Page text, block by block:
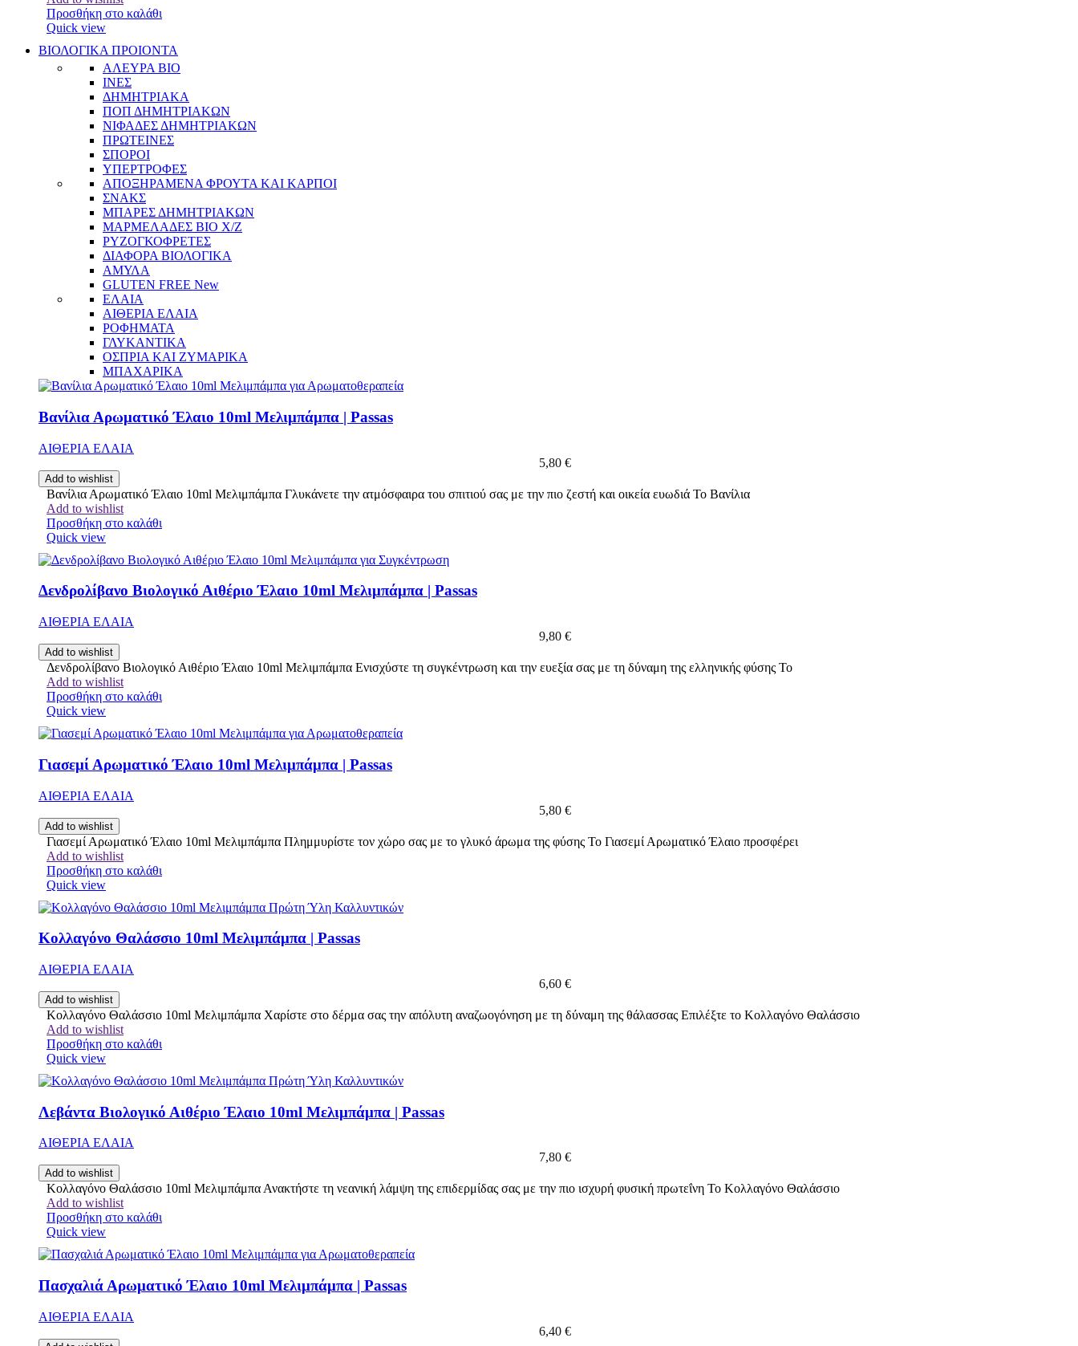
Προσθήκη στο καλάθι
Quick view
ΒΙΟΛΟΓΙΚΑ ΠΡΟΙΟΝΤΑ
ΑΛΕΥΡΑ BIO
ΙΝΕΣ
ΔΗΜΗΤΡΙΑΚΑ
ΠΟΠ ΔΗΜΗΤΡΙΑΚΩΝ
ΝΙΦΑΔΕΣ ΔΗΜΗΤΡΙΑΚΩΝ
ΠΡΩΤΕΙΝΕΣ
ΣΠΟΡΟΙ
ΥΠΕΡΤΡΟΦΕΣ
ΑΠΟΞΗΡΑΜΕΝΑ ΦΡΟΥΤΑ ΚΑΙ ΚΑΡΠΟΙ
ΣΝΑΚΣ
ΜΠΑΡΕΣ ΔΗΜΗΤΡΙΑΚΩΝ
ΜΑΡΜΕΛΑΔΕΣ BIO Χ/Ζ
ΡΥΖΟΓΚΟΦΡΕΤΕΣ
ΔΙΑΦΟΡΑ ΒΙΟΛΟΓΙΚΑ
ΑΜΥΛΑ
GLUTEN FREE New
ΕΛΑΙΑ
ΑΙΘΕΡΙΑ ΕΛΑΙΑ
ΡΟΦΗΜΑΤΑ
ΓΛΥΚΑΝΤΙΚΑ
ΟΣΠΡΙΑ ΚΑΙ ΖΥΜΑΡΙΚΑ
ΜΠΑΧΑΡΙΚΑ
Βανίλια Αρωματικό Έλαιο 10ml Μελιμπάμπα | Passas
ΑΙΘΕΡΙΑ ΕΛΑΙΑ
5,80 €
Add to wishlist
Βανίλια Αρωματικό Έλαιο 10ml Μελιμπάμπα Γλυκάνετε την ατμόσφαιρα του σπιτιού σας με την πιο ζεστή και οικεία ευωδιά Το Βανίλια
Add to wishlist
Προσθήκη στο καλάθι
Quick view
Δενδρολίβανο Βιολογικό Αιθέριο Έλαιο 10ml Μελιμπάμπα | Passas
ΑΙΘΕΡΙΑ ΕΛΑΙΑ
9,80 €
Add to wishlist
Δενδρολίβανο Βιολογικό Αιθέριο Έλαιο 10ml Μελιμπάμπα Ενισχύστε τη συγκέντρωση και την ευεξία σας με τη δύναμη της ελληνικής φύσης Το
Add to wishlist
Προσθήκη στο καλάθι
Quick view
Γιασεμί Αρωματικό Έλαιο 10ml Μελιμπάμπα | Passas
ΑΙΘΕΡΙΑ ΕΛΑΙΑ
5,80 €
Add to wishlist
Γιασεμί Αρωματικό Έλαιο 10ml Μελιμπάμπα Πλημμυρίστε τον χώρο σας με το γλυκό άρωμα της φύσης Το Γιασεμί Αρωματικό Έλαιο προσφέρει
Add to wishlist
Προσθήκη στο καλάθι
Quick view
Κολλαγόνο Θαλάσσιο 10ml Μελιμπάμπα | Passas
ΑΙΘΕΡΙΑ ΕΛΑΙΑ
6,60 €
Add to wishlist
Κολλαγόνο Θαλάσσιο 10ml Μελιμπάμπα Χαρίστε στο δέρμα σας την απόλυτη αναζωογόνηση με τη δύναμη της θάλασσας Επιλέξτε το Κολλαγόνο Θαλάσσιο
Add to wishlist
Προσθήκη στο καλάθι
Quick view
Λεβάντα Βιολογικό Αιθέριο Έλαιο 10ml Μελιμπάμπα | Passas
ΑΙΘΕΡΙΑ ΕΛΑΙΑ
7,80 €
Add to wishlist
Κολλαγόνο Θαλάσσιο 10ml Μελιμπάμπα Ανακτήστε τη νεανική λάμψη της επιδερμίδας σας με την πιο ισχυρή φυσική πρωτεΐνη Το Κολλαγόνο Θαλάσσιο
Add to wishlist
Προσθήκη στο καλάθι
Quick view
Πασχαλιά Αρωματικό Έλαιο 10ml Μελιμπάμπα | Passas
ΑΙΘΕΡΙΑ ΕΛΑΙΑ
6,40 €